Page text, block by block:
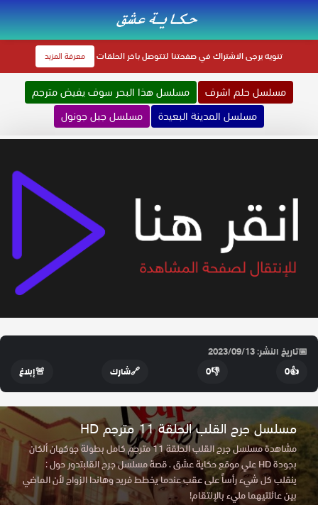
تنويهيرجى الاشتراك في صفحتنا لتتوصل باخر الحلقات معرفة المزيد
مسلسل حلم اشرف
مسلسل هذا البحر سوف يفيض مترجم
مسلسل المدينة البعيدة
مسلسل جبل جونول
📅تاريخ النشر: 2023/09/13
👍
0
👎
0
🔗شارك 🚨إبلاغ
مسلسل جرح القلب الحلقة 11 مترجم HD
مشاهدة مسلسل جرح القلب الحلقة 11 مترجم كامل بطولة جوكهان ألكان
بجودة HD علي موقع حكاية عشق . قصة مسلسل جرح القلبتدور حول :
ينقلب كل شيء رأساً على عقب عندما يخطط فريد وهاندا الزواج لأن الماضي
بين عائلتيهما مليء بالإنتقام!